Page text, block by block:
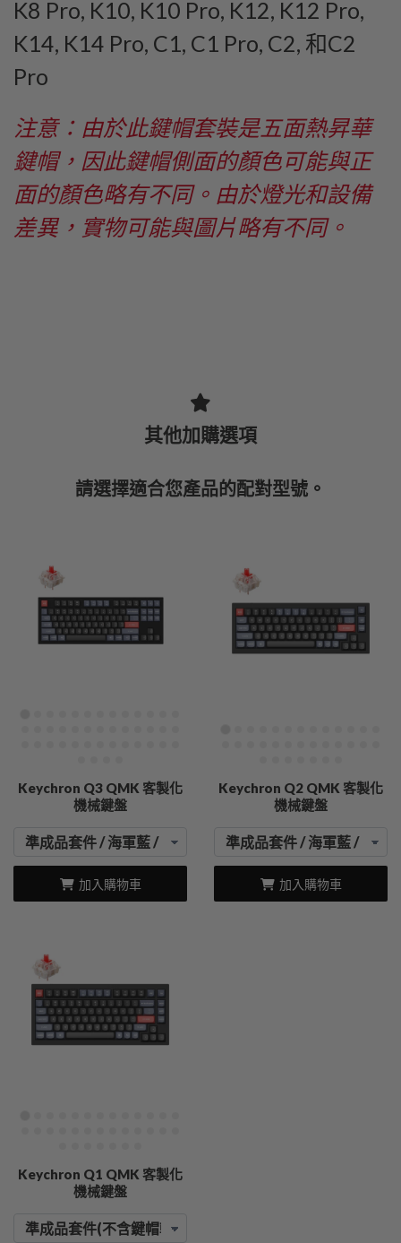
K8 Pro, K10, K10 Pro, K12, K12 Pro,
K14, K14 Pro, C1, C1 Pro, C2, 和C2
Pro
注意：由於此鍵帽套裝是五面熱昇華
鍵帽，因此鍵帽側面的顏色可能與正
面的顏色略有不同。由於燈光和設備
差異，實物可能與圖片略有不同。
其他加購選項
請選擇適合您產品的配對型號。
Keychron Q3 QMK 客製化
機械鍵盤
加入購物車
Keychron Q2 QMK 客製化
機械鍵盤
加入購物車
Keychron Q1 QMK 客製化
機械鍵盤